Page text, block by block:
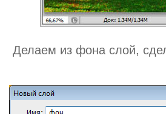
Делаем из фона слой,